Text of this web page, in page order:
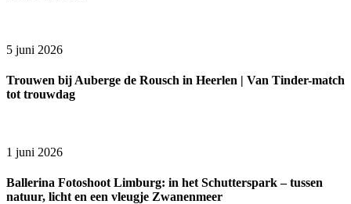
5 juni 2026
Trouwen bij Auberge de Rousch in Heerlen | Van Tinder-match
tot trouwdag
1 juni 2026
Ballerina Fotoshoot Limburg: in het Schutterspark – tussen
natuur, licht en een vleugje Zwanenmeer